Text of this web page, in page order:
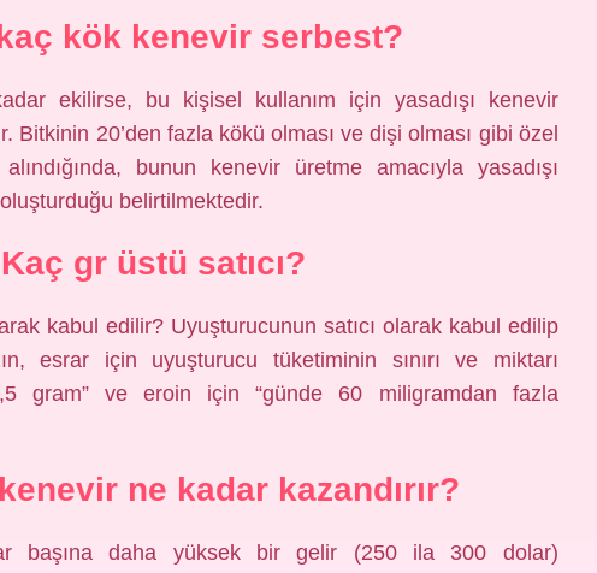
kök kenevir serbest?
ekilirse, bu kişisel kullanım için yasadışı kenevir
Bitkinin 20’den fazla kökü olması ve dişi olması gibi özel
bunun kenevir üretme amacıyla yasadışı
belirtilmektedir.
Kaç gr üstü satıcı?
kabul edilir? Uyuşturucunun satıcı olarak kabul edilip
esrar için uyuşturucu tüketiminin sınırı ve miktarı
gram” ve eroin için “günde 60 miligramdan fazla
ne kadar kazandırır?
başına daha yüksek bir gelir (250 ila 300 dolar)